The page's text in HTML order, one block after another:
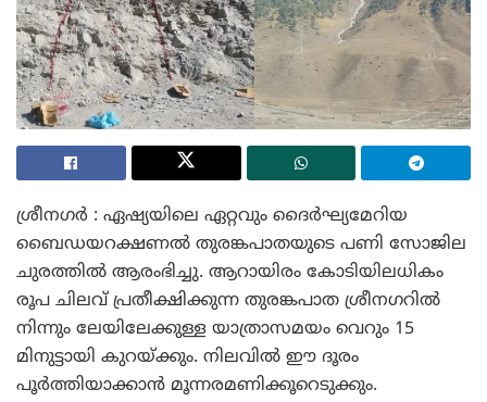
ശ്രീനഗർ : ഏഷ്യയിലെ ഏറ്റവും ദൈർഘ്യമേറിയ
ബൈഡയറക്ഷണൽ തുരങ്കപാതയുടെ പണി സോജില
ചുരത്തിൽ ആരംഭിച്ചു. ആറായിരം കോടിയിലധികം
രൂപ ചിലവ് പ്രതീക്ഷിക്കുന്ന തുരങ്കപാത ശ്രീനഗറിൽ
നിന്നും ലേയിലേക്കുള്ള യാത്രാസമയം വെറും 15
മിനുട്ടായി കുറയ്ക്കും. നിലവിൽ ഈ ദൂരം
പൂർത്തിയാക്കാൻ മൂന്നരമണിക്കൂറെടുക്കും.